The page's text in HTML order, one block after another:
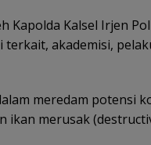
Kapolda Kalsel Irjen
akademisi,
meredam potensi
merusak